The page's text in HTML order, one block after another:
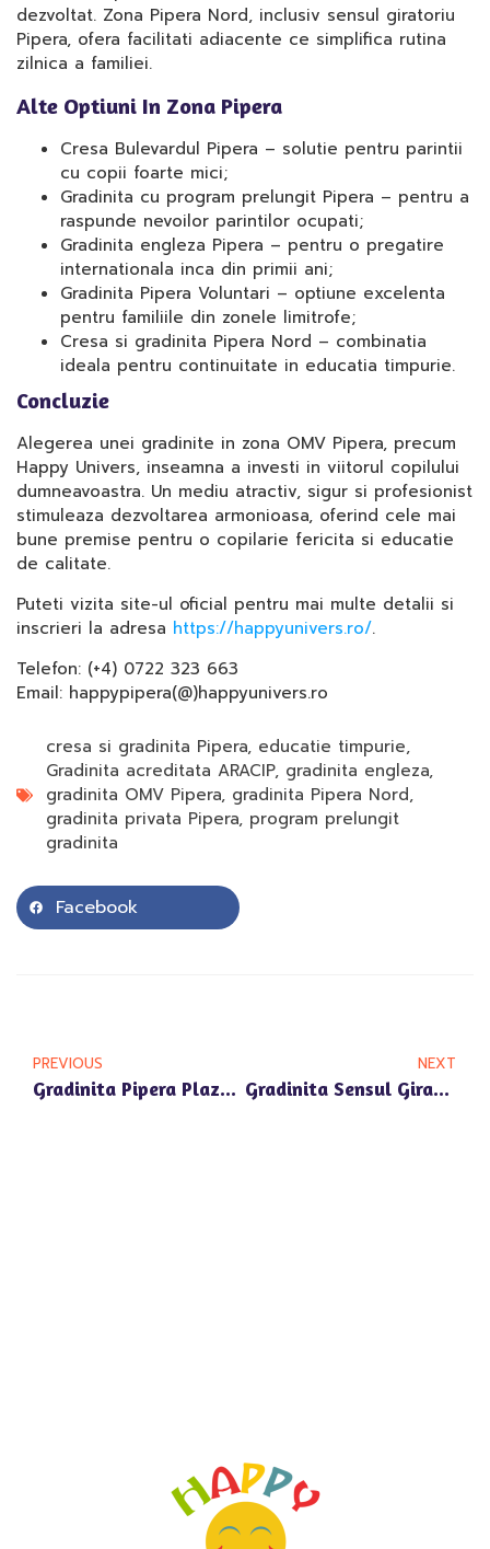
dezvoltat. Zona Pipera Nord, inclusiv sensul giratoriu
Pipera, ofera facilitati adiacente ce simplifica rutina
zilnica a familiei.
Alte Optiuni In Zona Pipera
Cresa Bulevardul Pipera – solutie pentru parintii
cu copii foarte mici;
Gradinita cu program prelungit Pipera – pentru a
raspunde nevoilor parintilor ocupati;
Gradinita engleza Pipera – pentru o pregatire
internationala inca din primii ani;
Gradinita Pipera Voluntari – optiune excelenta
pentru familiile din zonele limitrofe;
Cresa si gradinita Pipera Nord – combinatia
ideala pentru continuitate in educatia timpurie.
Concluzie
Alegerea unei gradinite in zona OMV Pipera, precum
Happy Univers, inseamna a investi in viitorul copilului
dumneavoastra. Un mediu atractiv, sigur si profesionist
stimuleaza dezvoltarea armonioasa, oferind cele mai
bune premise pentru o copilarie fericita si educatie
de calitate.
Puteti vizita site-ul oficial pentru mai multe detalii si
inscrieri la adresa https://happyunivers.ro/.
Telefon: (+4) 0722 323 663
Email: happypipera(@)happyunivers.ro
cresa si gradinita Pipera, educatie timpurie,
Gradinita acreditata ARACIP, gradinita engleza,
gradinita OMV Pipera, gradinita Pipera Nord,
gradinita privata Pipera, program prelungit
gradinita
Facebook
PREVIOUS
Gradinita Pipera Plaza: Spatii De Joaca Si Invatare Bine Amenajate Pentru Copii Fericiti
NEXT
Gradinita Sensul Giratoriu Pipera: Colaborare Stransa Intre Educatori Si Parinti